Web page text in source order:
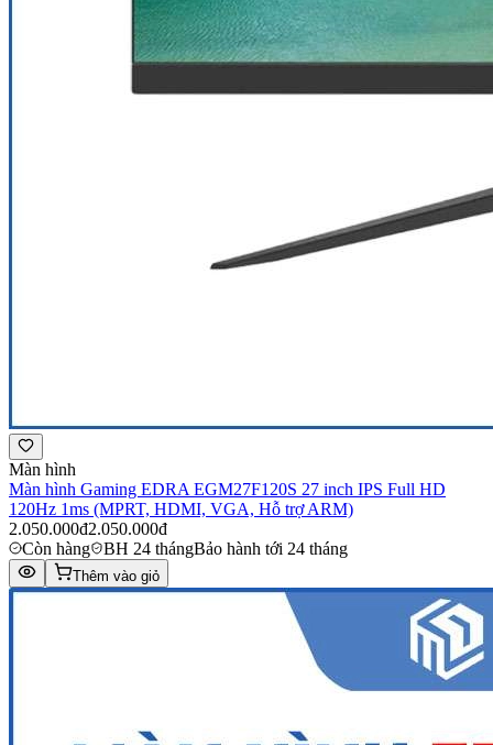
Màn hình
Màn hình Gaming EDRA EGM27F120S 27 inch IPS Full HD
120Hz 1ms (MPRT, HDMI, VGA, Hỗ trợ ARM)
2.050.000đ2.050.000đ
Còn hàng
BH 24 thángBảo hành tới 24 tháng
Thêm vào giỏ